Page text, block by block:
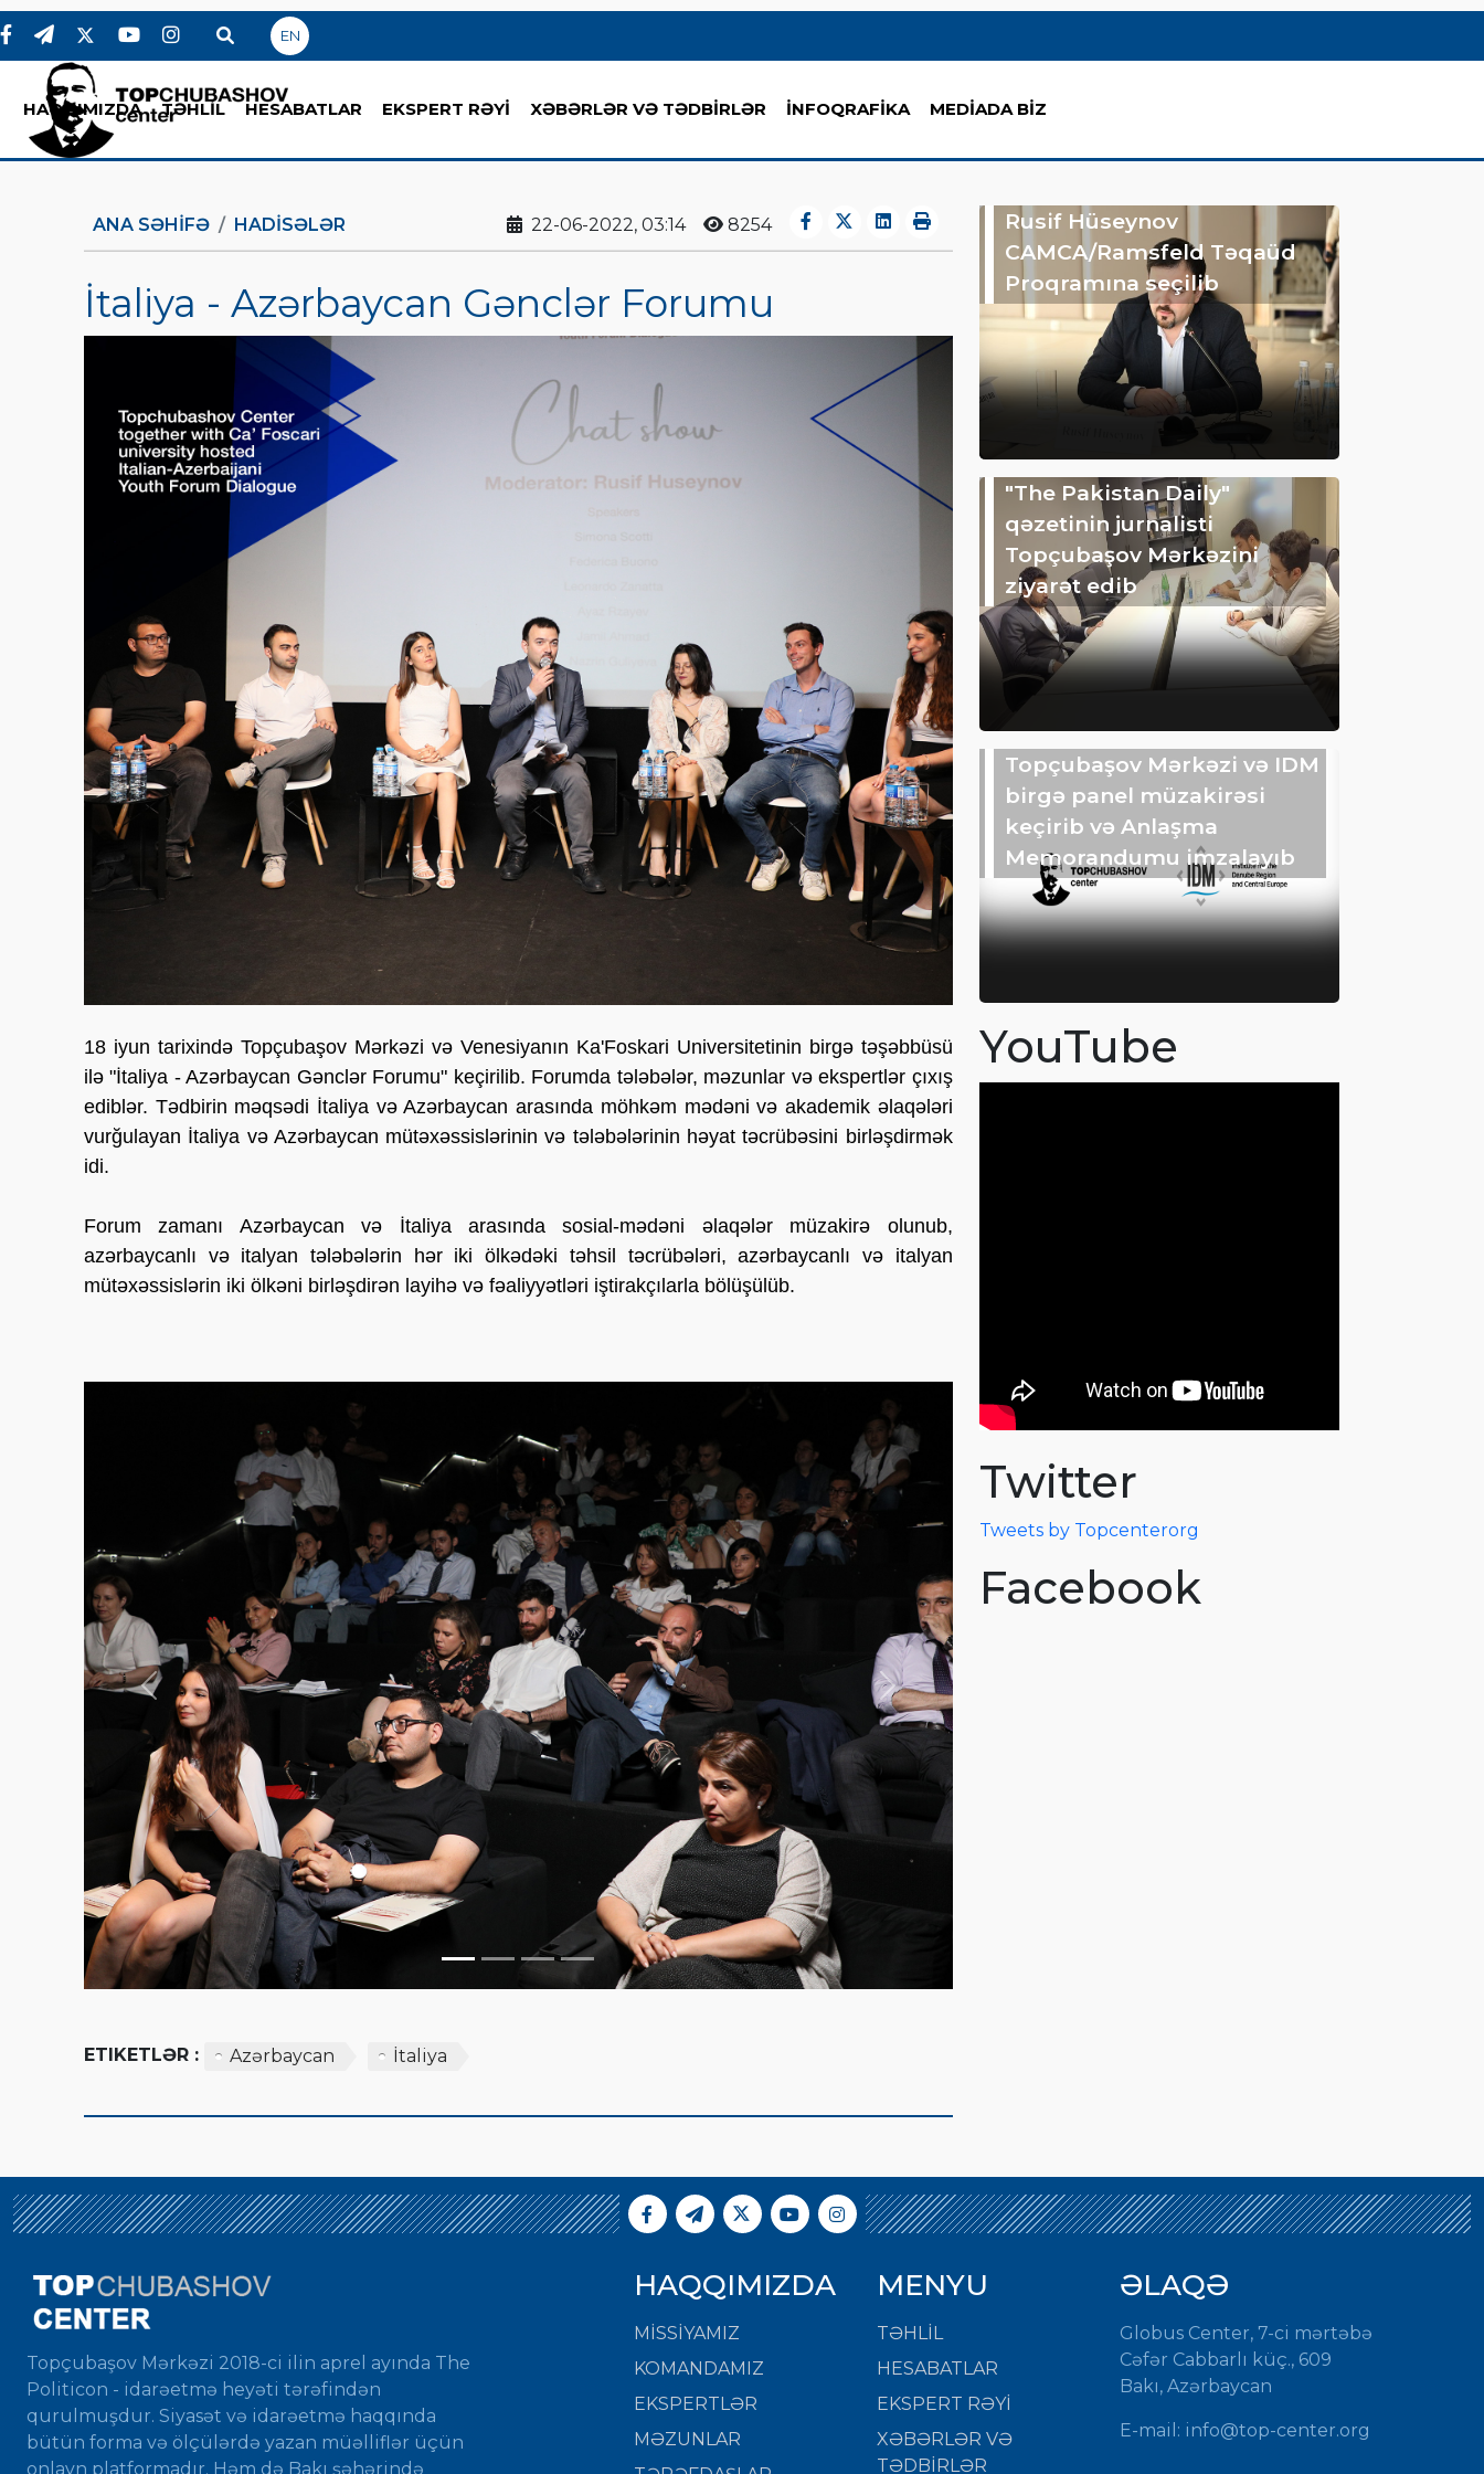
EN
HAQQIMIZDA TƏHLİL HESABATLAR EKSPERT RƏYİ XƏBƏRLƏR VƏ TƏDBİRLƏR İNFOQRAFİKA MEDİADA BİZ
ANA SƏHIFƏ HADİSƏLƏR 22-06-2022, 03:14 8254
İtaliya - Azərbaycan Gənclər Forumu
18 iyun tarixində Topçubaşov Mərkəzi və Venesiyanın Ka'Foskari Universitetinin birgə təşəbbüsü
ilə "İtaliya - Azərbaycan Gənclər Forumu" keçirilib. Forumda tələbələr, məzunlar və ekspertlər çıxış
ediblər. Tədbirin məqsədi İtaliya və Azərbaycan arasında möhkəm mədəni və akademik əlaqələri
vurğulayan İtaliya və Azərbaycan mütəxəssislərinin və tələbələrinin həyat təcrübəsini birləşdirmək
idi.
Forum zamanı Azərbaycan və İtaliya arasında sosial-mədəni əlaqələr müzakirə olunub,
azərbaycanlı və italyan tələbələrin hər iki ölkədəki təhsil təcrübələri, azərbaycanlı və italyan
mütəxəssislərin iki ölkəni birləşdirən layihə və fəaliyyətləri iştirakçılarla bölüşülüb.
Previous Next
ETIKETLƏR : Azərbaycan İtaliya
Rusif Hüseynov
CAMCA/Ramsfeld Təqaüd
Proqramına seçilib
"The Pakistan Daily"
qəzetinin jurnalisti
Topçubaşov Mərkəzini
ziyarət edib
Topçubaşov Mərkəzi və IDM
birgə panel müzakirəsi
keçirib və Anlaşma
Memorandumu imzalayıb
YouTube
Twitter
Tweets by Topcenterorg
Facebook
Topçubaşov Mərkəzi 2018-ci ilin aprel ayında The
Politicon - idarəetmə heyəti tərəfindən
qurulmuşdur. Siyasət və idarəetmə haqqında
bütün forma və ölçülərdə yazan müəlliflər üçün
onlayn platformadır. Həm də Bakı şəhərində
HAQQIMIZDA
MISSIYAMIZ
KOMANDAMIZ
EKSPERTLƏR
MƏZUNLAR
MENYU
TƏHLİL
HESABATLAR
EKSPERT RƏYİ
XƏBƏRLƏR VƏ
TƏDBİRLƏR
ƏLAQƏ
Globus Center, 7-ci mərtəbə
Cəfər Cabbarlı küç., 609
Bakı, Azərbaycan
E-mail: info@top-center.org